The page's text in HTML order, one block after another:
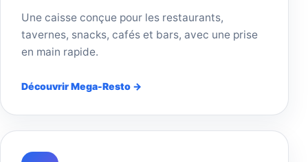
Une caisse conçue pour les restaurants,
tavernes, snacks, cafés et bars, avec une prise
en main rapide.
Découvrir Mega-Resto →